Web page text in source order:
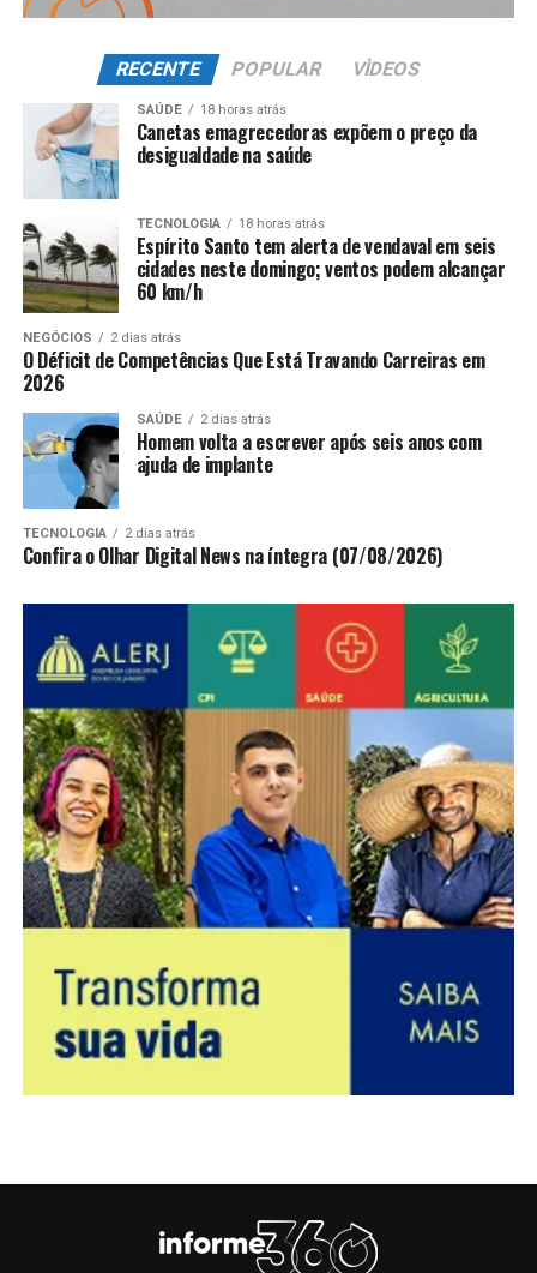
RECENTE POPULAR VÌDEOS
SAÚDE 18 horas atrás
Canetas emagrecedoras expõem o preço da
desigualdade na saúde
TECNOLOGIA 18 horas atrás
Espírito Santo tem alerta de vendaval em seis
cidades neste domingo; ventos podem alcançar
60 km/h
NEGÓCIOS 2 dias atrás
O Déficit de Competências Que Está Travando Carreiras em
2026
SAÚDE 2 dias atrás
Homem volta a escrever após seis anos com
ajuda de implante
TECNOLOGIA 2 dias atrás
Confira o Olhar Digital News na íntegra (07/08/2026)